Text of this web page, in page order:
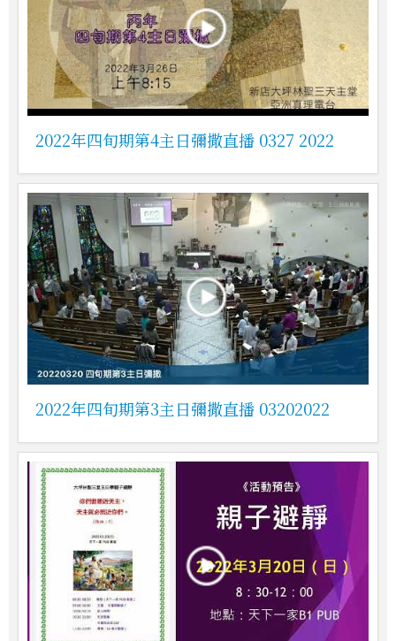
2022年四旬期第4主日彌撒直播 0327 2022
2022年四旬期第3主日彌撒直播 03202022